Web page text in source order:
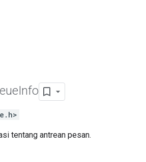
Info
tentang antrean pesan.